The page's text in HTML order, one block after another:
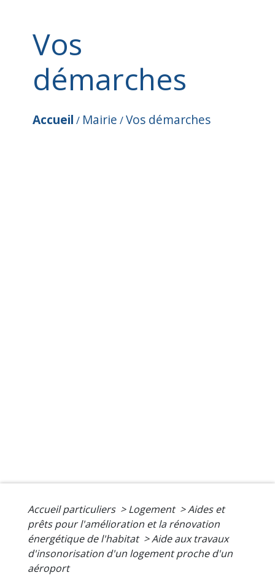
Vos
démarches
Accueil / Mairie /Vos démarches
Accueil particuliers > Logement >Aides et
prêts pour l'amélioration et la rénovation
énergétique de l'habitat >Aide aux travaux
d'insonorisation d'un logement proche d'un
aéroport